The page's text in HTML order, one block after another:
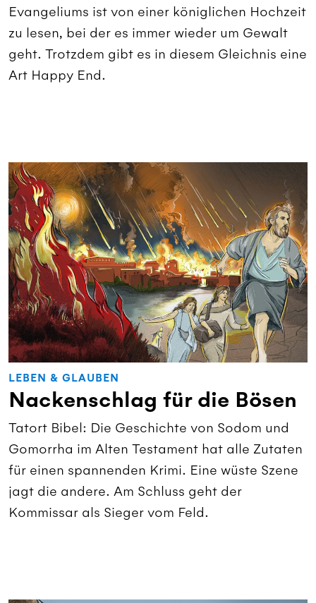
Evangeliums ist von einer königlichen Hochzeit
zu lesen, bei der es immer wieder um Gewalt
geht. Trotzdem gibt es in diesem Gleichnis eine
Art Happy End.
LEBEN & GLAUBEN
Nackenschlag für die Bösen
Tatort Bibel: Die Geschichte von Sodom und
Gomorrha im Alten Testament hat alle Zutaten
für einen spannenden Krimi. Eine wüste Szene
jagt die andere. Am Schluss geht der
Kommissar als Sieger vom Feld.